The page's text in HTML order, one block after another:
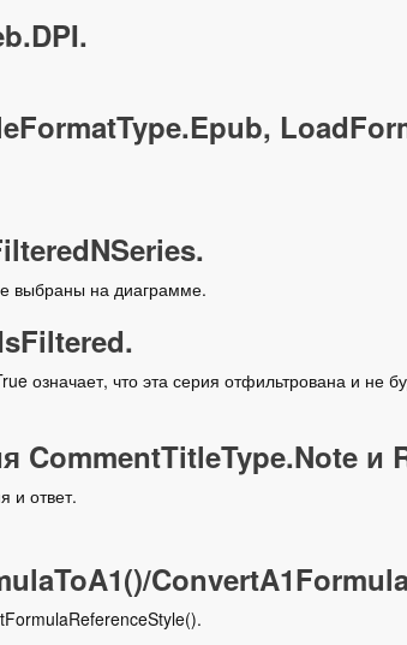
выбраны на диаграмме.
означает, что эта серия отфильтрована и не
CommentTitleType.Note и
и ответ.